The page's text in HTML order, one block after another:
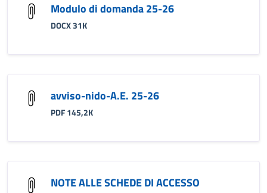
Modulo di domanda 25-26
DOCX 31K
avviso-nido-A.E. 25-26
PDF 145,2K
NOTE ALLE SCHEDE DI ACCESSO